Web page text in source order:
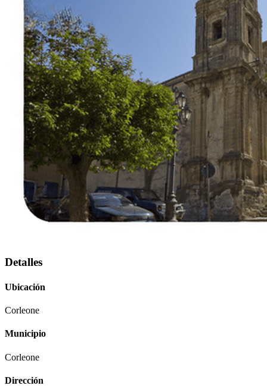
Detalles
Ubicación
Corleone
Municipio
Corleone
Dirección